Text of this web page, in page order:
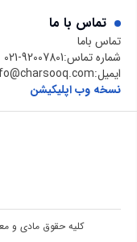
تماس با ما
تماس باما
شماره تماس:021-92007801
ایمیل:
نسخه وب اپلیکیشن
کلیه حقوق مادی و